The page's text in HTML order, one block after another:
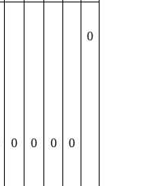
0 0 0 0
0